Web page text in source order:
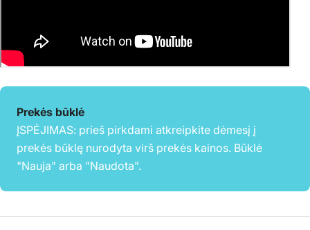
Prekės būklė
ĮSPĖJIMAS: prieš pirkdami atkreipkite dėmesį į
prekės būklę nurodyta virš prekės kainos. Būklė
"Nauja" arba "Naudota".